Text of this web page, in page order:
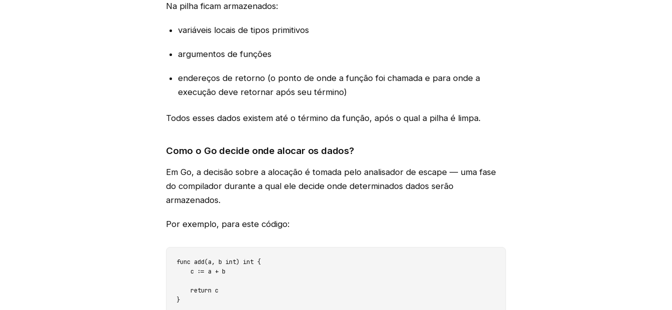
Na pilha ficam armazenados:
variáveis locais de tipos primitivos
argumentos de funções
endereços de retorno (o ponto de onde a função foi chamada e para onde a
execução deve retornar após seu término)
Todos esses dados existem até o término da função, após o qual a pilha é limpa.
Como o Go decide onde alocar os dados?
Em Go, a decisão sobre a alocação é tomada pelo analisador de escape — uma fase
do compilador durante a qual ele decide onde determinados dados serão
armazenados.
Por exemplo, para este código:
func add(a, b int) int {
    c := a + b
    return c
}